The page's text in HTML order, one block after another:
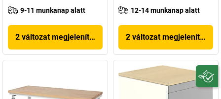
9-11 munkanap alatt
2 változat megjelenítése
12-14 munkanap alatt
2 változat megjelenítése